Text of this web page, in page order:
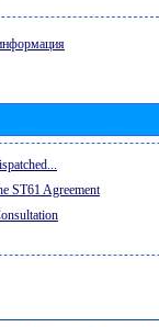
ST61 Agreement